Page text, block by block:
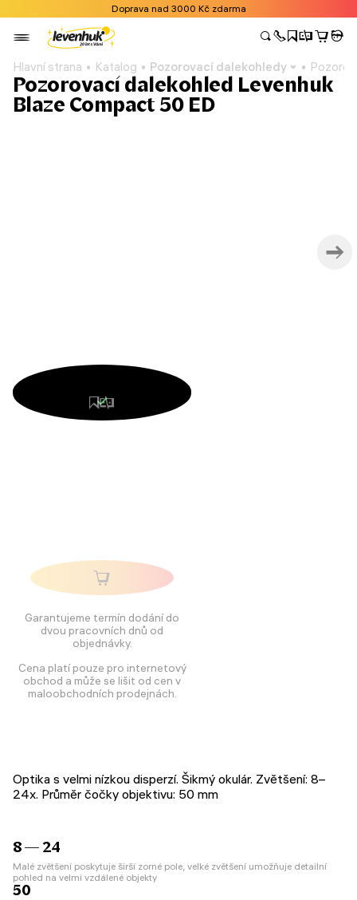
Doprava nad 3000 Kč zdarma
Hlavní strana Katalog Pozorovací dalekohledy
Pozorovací dalekohled Levenhuk
Blaze Compact 50 ED
Garantujeme termín dodání do
dvou pracovních dnů od
objednávky.
Cena platí pouze pro internetový
obchod a může se lišit od cen v
maloobchodních prodejnách.
Optika s velmi nízkou disperzí. Šikmý okulár. Zvětšení: 8–
24x. Průměr čočky objektivu: 50 mm
8 — 24
Malé zvětšení poskytuje širší zorné pole, velké zvětšení umožňuje detailní
pohled na velmi vzdálené objekty
50